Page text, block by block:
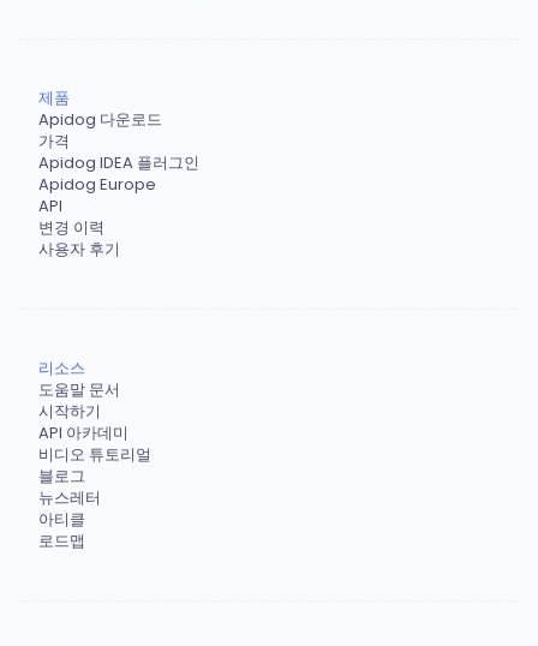
제품
Apidog 다운로드
가격
Apidog IDEA 플러그인
Apidog Europe
API
변경 이력
사용자 후기
리소스
도움말 문서
시작하기
API 아카데미
비디오 튜토리얼
블로그
뉴스레터
아티클
로드맵